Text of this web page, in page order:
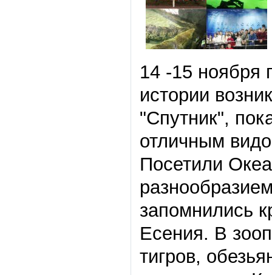
14 -15 ноября
истории
"Спутник",
отличным
Посетили
запомнились
Есения. В
тигров,